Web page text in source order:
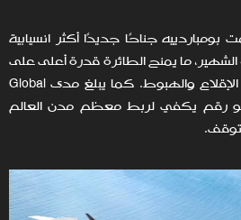
جناحًا جديدًا أكثر انسيابية
من طراز Smooth Flex Wing الشهير، ما يمنح الطائرة قدرة أعلى على
المناورة وكفاءة أكبر عند الإقلاع والهبوط. كما يبلغ مدى Global
ميل، وهو رقم يكفي لربط معظم مدن العالم
توقف.